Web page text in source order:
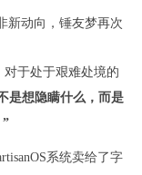
对于处于艰难处境的
是想隐瞒什么，而是
”
系统卖给了字